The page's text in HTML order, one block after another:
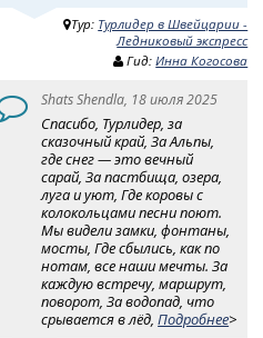
Тур: Турлидер в Швейцарии -
Ледниковый экспресс
Гид:Инна Когосова
Shats Shendla, 18 июля 2025
Спасибо, Турлидер, за
сказочный край, За Альпы,
где снег — это вечный
сарай, За пастбища, озера,
луга и уют, Где коровы с
колокольцами песни поют.
Мы видели замки, фонтаны,
мосты, Где сбылись, как по
нотам, все наши мечты. За
каждую встречу, маршрут,
поворот, За водопад, что
срывается в лёд,Подробнее>